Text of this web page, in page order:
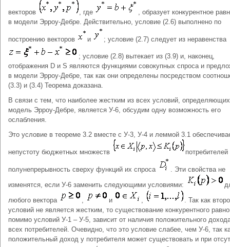
векторов , где
, образует конкурентное
в модели Эрроу-Дебре. Действительно, условие (2.6) выполнено по
построению векторов и ; условие (2.7) следует из неравенства
; условие (2.8) вытекает из (3.9) и, наконец,
отображения D и S являются функциями совокупных спроса и
в модели Эрроу-Дебре, так как они определены посредством
(3.3) и (3.4) Теорема доказана.
В связи с тем, что наиболее жестким из всех условий, определяющих
модель Эрроу-Дебре, является У‑6, обсудим одну возможность его
ослабления.
Это условие в теореме 3.2 вместе с У‑3, У‑4 и леммой 3.1
непустоту бюджетных множеств потребителей
полунепрерывность сверху функций их спроса
. Эти свойства не
изменятся, если У‑6 заменить следующими условиями:
любого вектора
, и ,
. Так как
условий не является жестким, то существование конкурентного
помимо условий У‑1 – У‑5, зависит от наличия положительного
всех потребителей. Очевидно, что это условие слабее, чем У‑6, так
положительный доход у потребителя может существовать и при